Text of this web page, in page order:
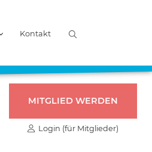
Kontakt
MITGLIED WERDEN
Login (für Mitglieder)